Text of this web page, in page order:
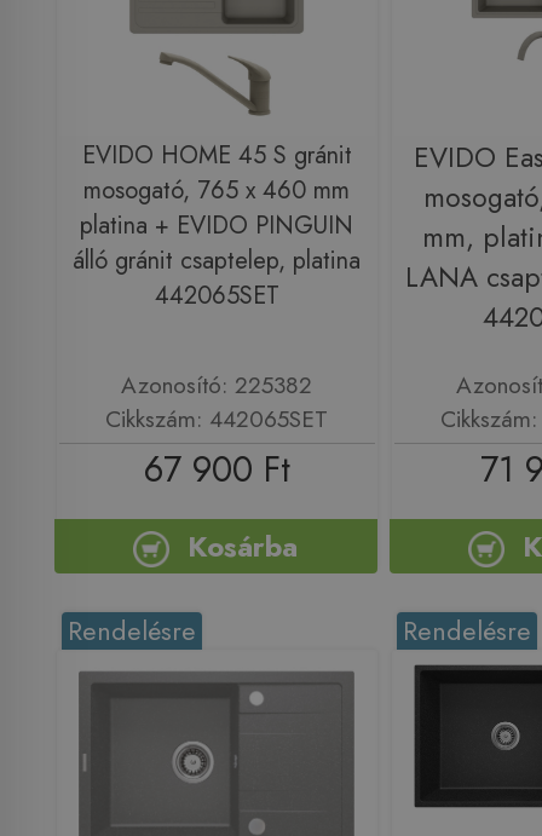
EVIDO HOME 45 S gránit
mosogató, 765 x 460 mm
platina + EVIDO PINGUIN
álló gránit csaptelep, platina
442065SET
Azonosító: 225382
Cikkszám: 442065SET
67 900 Ft
Kosárba
EVIDO
mm,
LANA
71
Rendelésre Rendelésre